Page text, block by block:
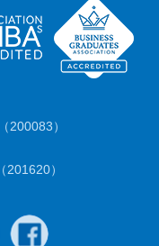
200083）
）